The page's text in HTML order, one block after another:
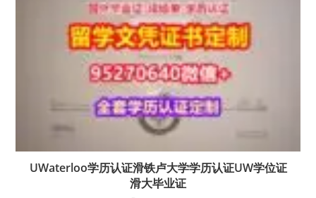
UWaterloo学历认证滑铁卢大学学历认证UW学位证
滑大毕业证